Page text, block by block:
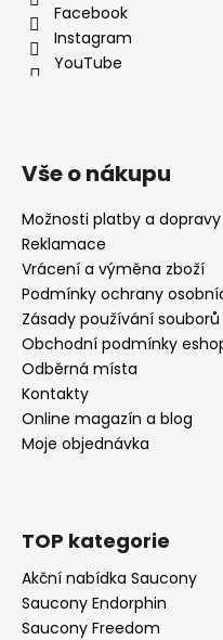
Facebook
Instagram
YouTube
Vše o nákupu
Možnosti platby a dopravy
Reklamace
Vrácení a výměna zboží
Podmínky ochrany
Zásady používání
Obchodní podmínky
Odběrná místa
Kontakty
Online magazín a blog
Moje objednávka
TOP kategorie
Akční nabídka Saucony
Saucony Endorphin
Saucony Freedom